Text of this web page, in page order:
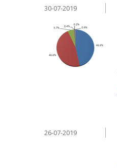
30-07-2019
26-07-2019